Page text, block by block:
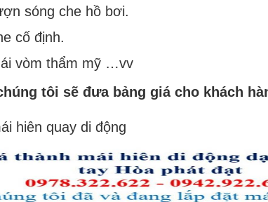
sóng che hồ bơi.
cố định.
vòm thẩm mỹ …vv
tôi sẽ đưa bảng giá cho khách
hiên quay di động